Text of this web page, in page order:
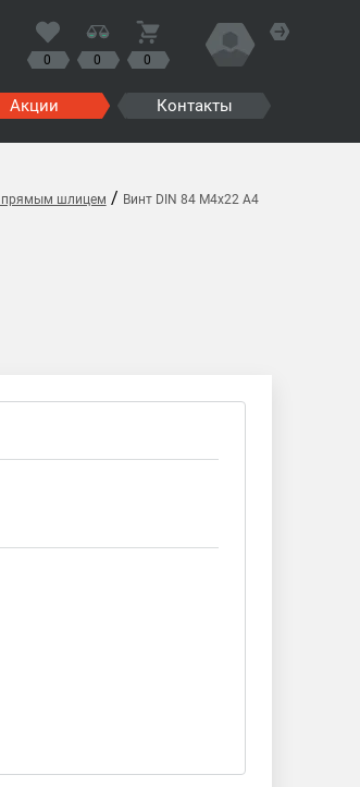
0 0 0
Акции Контакты
прямым шлицем / Винт DIN 84 M4x22 A4